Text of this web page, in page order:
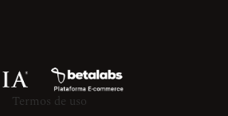
Termos de uso